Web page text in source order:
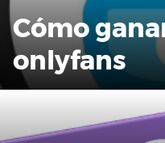
Cómo
onlyfans